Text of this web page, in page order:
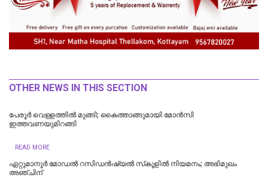
OTHER NEWS IN THIS SECTION
പേരൂർ വെള്ളത്തിൽ മുങ്ങി; കൈത്താങ്ങുമായി മോൻസി
ഇത്തവണയുമിറങ്ങി
READ MORE
ഏറ്റുമാനൂർ മോഡൽ റസിഡൻഷ്യൽ സ്‌കൂളിൽ നിയമനം; അഭിമുഖം
അഞ്ചിന്